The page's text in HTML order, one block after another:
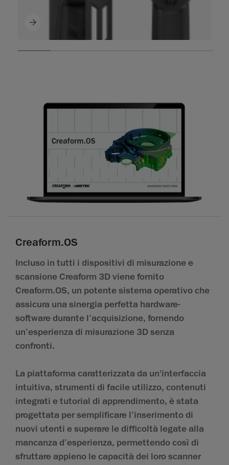
Creaform.OS
Incluso in tutti i dispositivi di misurazione e
scansione Creaform 3D viene fornito
Creaform.OS, un potente sistema operativo che
assicura una sinergia perfetta hardware-
software durante l’acquisizione, fornendo
un’esperienza di misurazione 3D senza
confronti.
La piattaforma caratterizzata da un'interfaccia
intuitiva, strumenti di facile utilizzo, contenuti
integrati e tutorial di apprendimento, è stata
progettata per semplificare l’inserimento di
nuovi utenti e superare le difficoltà legate alla
mancanza d’esperienza, permettendo così di
sfruttare appieno le capacità dei loro scanner